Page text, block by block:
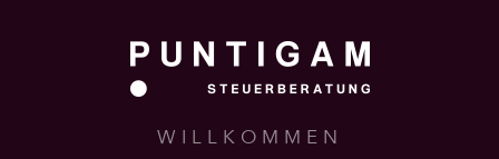
WILLKOMMEN